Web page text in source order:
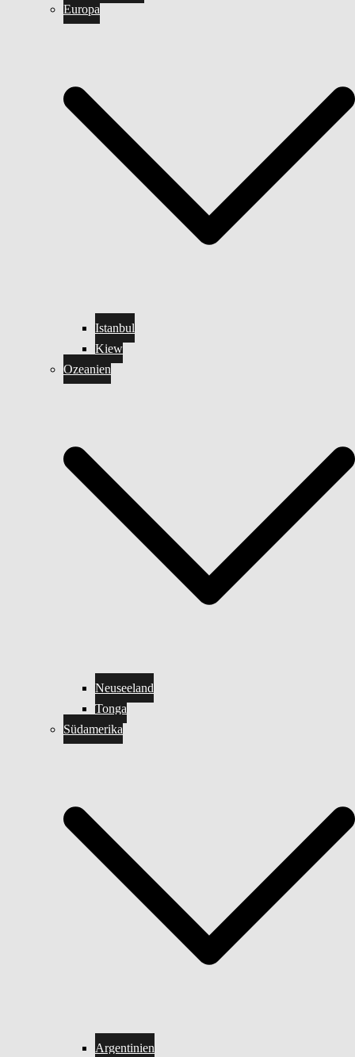
Europa
Istanbul
Kiew
Ozeanien
Neuseeland
Tonga
Südamerika
Argentinien